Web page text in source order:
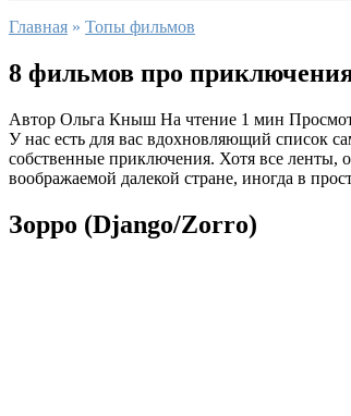
Главная » Топы фильмов
8 фильмов про приключения
Автор Ольга Кныш На чтение 1 мин
У нас есть для вас вдохновляющий список
собственные приключения. Хотя все ленты,
воображаемой далекой стране, иногда в
Зорро (Django/Zorro)